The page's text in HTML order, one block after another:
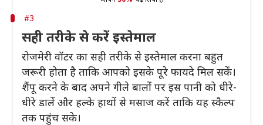
#3
सही तरीके से करें इस्तेमाल
रोजमेरी वॉटर का सही तरीके से इस्तेमाल करना बहुत
जरूरी होता है ताकि आपको इसके पूरे फायदे मिल सकें।
शैंपू करने के बाद अपने गीले बालों पर इस पानी को धीरे-
धीरे डालें और हल्के हाथों से मसाज करें ताकि यह स्कैल्प
तक पहुंच सके।